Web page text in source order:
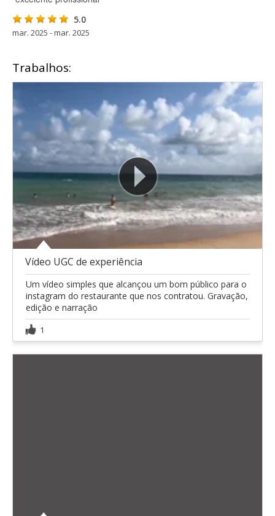
5.0
mar. 2025 - mar. 2025
Trabalhos:
Vídeo UGC de experiência
Um vídeo simples que alcançou um bom público para o
instagram do restaurante que nos contratou. Gravação,
edição e narração
1